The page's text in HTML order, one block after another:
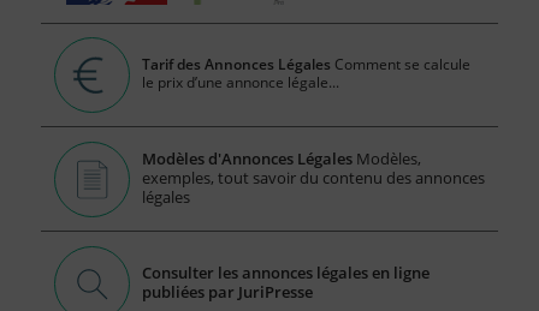
Tarif des Annonces Légales Comment se calcule
le prix d’une annonce légale...
Modèles d'Annonces Légales Modèles,
exemples, tout savoir du contenu des annonces
légales
Consulter les annonces légales en ligne
publiées par JuriPresse